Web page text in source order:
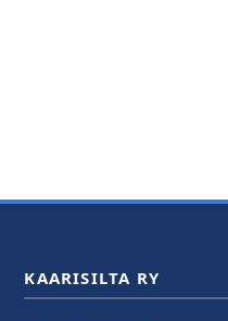
KAARISILTA RY